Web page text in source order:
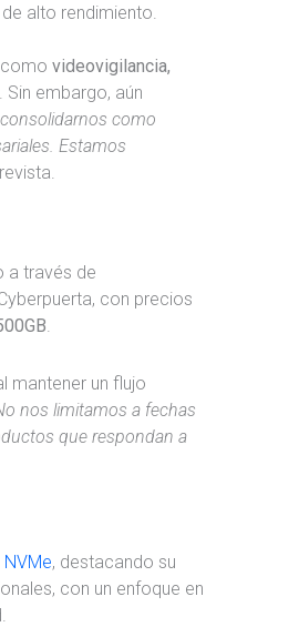
alto rendimiento.
videovigilancia,
. Sin embargo, aún
como
Estamos
a través de
con precios
.
mantener un flujo
nos limitamos a fechas
que respondan a
NVMe, destacando su
con un enfoque en